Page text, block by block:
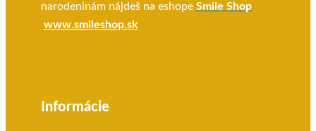
narodeninám nájdeš na eshope Smile Shop
www.smileshop.sk
Informácie